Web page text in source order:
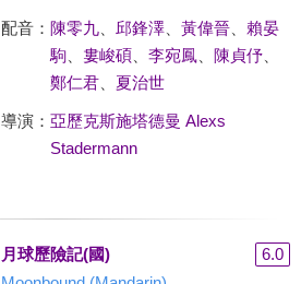
配音： 陳零九、 邱鋒澤、 黃偉晉、 賴晏
駒、 婁峻碩、 李宛鳳、 陳貞伃、
鄭仁君、 夏治世
導演： 亞歷克斯施塔德曼 Alexs
Stadermann
月球歷險記(國)
6.0